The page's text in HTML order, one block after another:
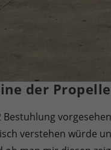
der
Bestuhlung
verstehen würde